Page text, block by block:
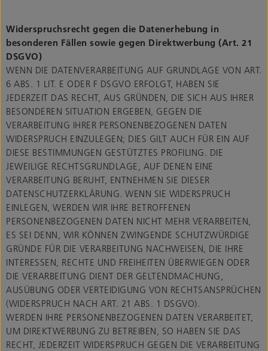
Widerspruchsrecht gegen die Datenerhebung in
besonderen Fällen sowie gegen Direktwerbung (Art. 21
DSGVO)
WENN DIE DATENVERARBEITUNG AUF GRUNDLAGE VON ART.
6 ABS. 1 LIT. E ODER F DSGVO ERFOLGT, HABEN SIE
JEDERZEIT DAS RECHT, AUS GRÜNDEN, DIE SICH AUS IHRER
BESONDEREN SITUATION ERGEBEN, GEGEN DIE
VERARBEITUNG IHRER PERSONENBEZOGENEN DATEN
WIDERSPRUCH EINZULEGEN; DIES GILT AUCH FÜR EIN AUF
DIESE BESTIMMUNGEN GESTÜTZTES PROFILING. DIE
JEWEILIGE RECHTSGRUNDLAGE, AUF DENEN EINE
VERARBEITUNG BERUHT, ENTNEHMEN SIE DIESER
DATENSCHUTZERKLÄRUNG. WENN SIE WIDERSPRUCH
EINLEGEN, WERDEN WIR IHRE BETROFFENEN
PERSONENBEZOGENEN DATEN NICHT MEHR VERARBEITEN,
ES SEI DENN, WIR KÖNNEN ZWINGENDE SCHUTZWÜRDIGE
GRÜNDE FÜR DIE VERARBEITUNG NACHWEISEN, DIE IHRE
INTERESSEN, RECHTE UND FREIHEITEN ÜBERWIEGEN ODER
DIE VERARBEITUNG DIENT DER GELTENDMACHUNG,
AUSÜBUNG ODER VERTEIDIGUNG VON RECHTSANSPRÜCHEN
(WIDERSPRUCH NACH ART. 21 ABS. 1 DSGVO).
WERDEN IHRE PERSONENBEZOGENEN DATEN VERARBEITET,
UM DIREKTWERBUNG ZU BETREIBEN, SO HABEN SIE DAS
RECHT, JEDERZEIT WIDERSPRUCH GEGEN DIE VERARBEITUNG